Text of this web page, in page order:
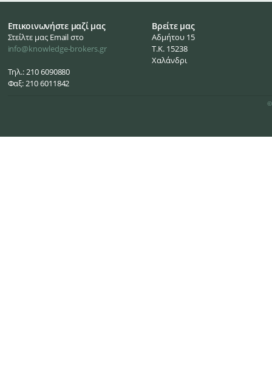
Επικοινωνήστε μαζί μας
Στείλτε μας Email στο
info@knowledge-brokers.gr
Τηλ.: 210 6090880
Φαξ: 210 6011842
Βρείτε μας
Αδμήτου 15
Τ.Κ. 15238
Χαλάνδρι